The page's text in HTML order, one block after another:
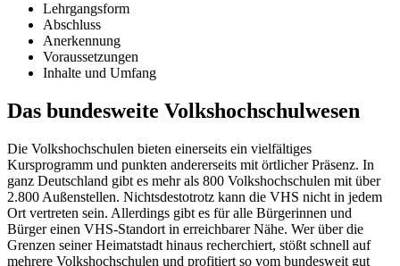
Lehrgangsform
Abschluss
Anerkennung
Voraussetzungen
Inhalte und Umfang
Das bundesweite Volkshochschulwesen
Die Volkshochschulen bieten einerseits ein vielfältiges
Kursprogramm und punkten andererseits mit örtlicher Präsenz. In
ganz Deutschland gibt es mehr als 800 Volkshochschulen mit über
2.800 Außenstellen. Nichtsdestotrotz kann die VHS nicht in jedem
Ort vertreten sein. Allerdings gibt es für alle Bürgerinnen und
Bürger einen VHS-Standort in erreichbarer Nähe. Wer über die
Grenzen seiner Heimatstadt hinaus recherchiert, stößt schnell auf
mehrere Volkshochschulen und profitiert so vom bundesweit gut